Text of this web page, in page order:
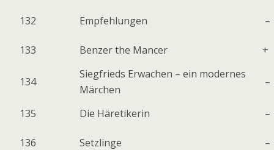
132 Empfehlungen –
133 Benzer the Mancer +
134
Siegfrieds Erwachen – ein modernes
Märchen
–
135 Die Häretikerin –
136 Setzlinge –